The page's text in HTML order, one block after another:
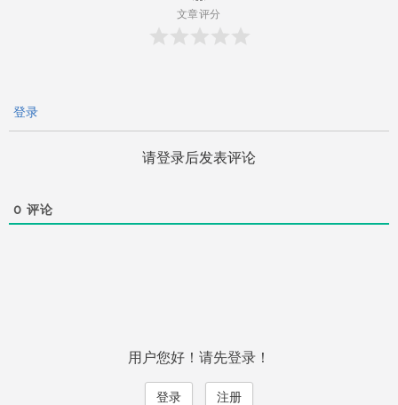
文章评分
登录
请登录后发表评论
0 评论
用户您好！请先登录！
登录 注册